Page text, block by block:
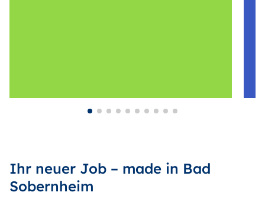
Ihr neuer Job – made in Bad
Sobernheim